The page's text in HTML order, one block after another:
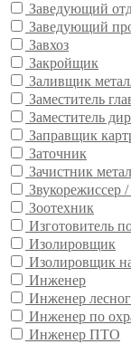
Заведующий
Заведующий
Завхоз
Закройщик
Заливщик
Заместитель
Заместитель
Заправщик
Заточник
Зачистник
Звукорежиссер
Зоотехник
Изготовитель
Изолировщик
Изолировщик
Инженер
Инженер
Инженер по
Инженер ПТО